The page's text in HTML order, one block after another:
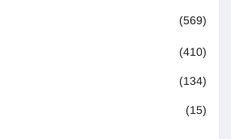
(569)
(410)
(134)
(15)